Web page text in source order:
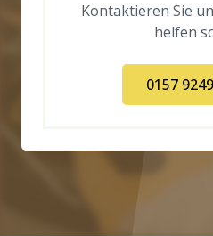
Kontaktieren Sie
helfen
0157